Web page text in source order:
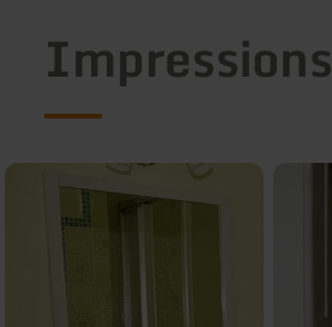
Impressions